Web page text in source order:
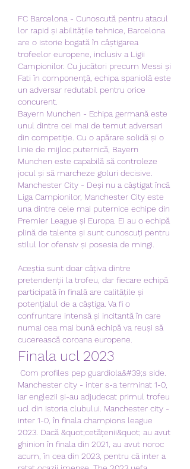
FC Barcelona - Cunoscută pentru atacul
lor rapid și abilitățile tehnice, Barcelona
are o istorie bogată în câștigarea
trofeelor europene, inclusiv a Ligii
Campionilor. Cu jucători precum Messi și
Fati în componență, echipa spaniolă este
un adversar redutabil pentru orice
concurent.
Bayern Munchen - Echipa germană este
unul dintre cei mai de temut adversari
din competiție. Cu o apărare solidă și o
linie de mijloc puternică, Bayern
Munchen este capabilă să controleze
jocul și să marcheze goluri decisive.
Manchester City - Deși nu a câștigat încă
Liga Campionilor, Manchester City este
una dintre cele mai puternice echipe din
Premier League și Europa. Ei au o echipă
plină de talente și sunt cunoscuți pentru
stilul lor ofensiv și posesia de mingi.
Aceștia sunt doar câțiva dintre
pretendenții la trofeu, dar fiecare echipă
participată în finală are calitățile și
potențialul de a câștiga. Va fi o
confruntare intensă și incitantă în care
numai cea mai bună echipă va reuși să
cucerească coroana europene.
Finala ucl 2023
Manchester city - inter s-a terminat 1-0,
iar englezii și-au adjudecat primul trofeu
ucl din istoria clubului. Manchester city -
inter 1-0, în finala champions league
2023. Dacă &quot;cetățenii&quot; au avut
ghinion în finala din 2021, au avut noroc
acum, în cea din 2023, pentru că inter a